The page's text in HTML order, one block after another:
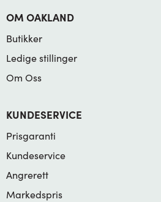
OM OAKLAND
Butikker
Ledige stillinger
Om Oss
KUNDESERVICE
Prisgaranti
Kundeservice
Angrerett
Markedspris